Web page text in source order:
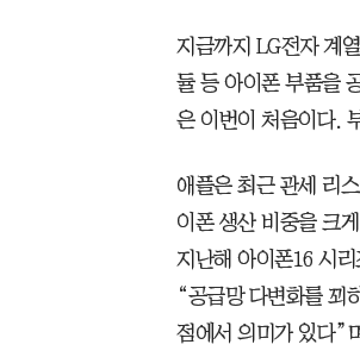
지금까지 LG전자 계
듈 등 아이폰 부품을
은 이번이 처음이다.
애플은 최근 관세 리
이폰 생산 비중을 크
지난해 아이폰16 시
“공급망 다변화를 꾀
점에서 의미가 있다”